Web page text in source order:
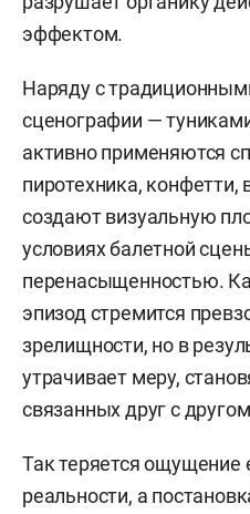
эффектом.
Наряду с
сценографии —
активно применяются
пиротехника,
создают визуальную
условиях балетной
перенасыщенностью.
эпизод стремится
зрелищности, но в
утрачивает меру,
связанных друг с
Так теряется ощущение
реальности, а